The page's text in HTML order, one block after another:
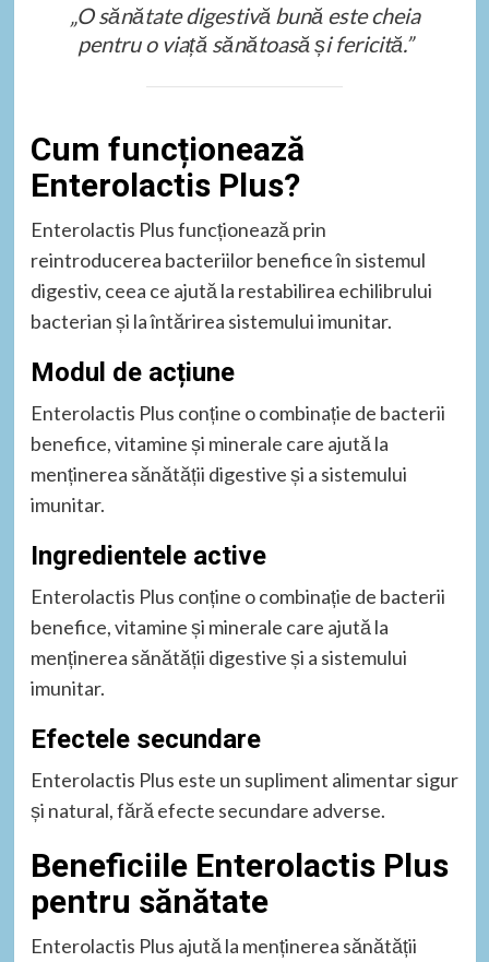
„O sănătate digestivă bună este cheia
pentru o viață sănătoasă și fericită.”
Cum funcționează
Enterolactis Plus?
Enterolactis Plus funcționează prin
reintroducerea bacteriilor benefice în sistemul
digestiv, ceea ce ajută la restabilirea echilibrului
bacterian și la întărirea sistemului imunitar.
Modul de acțiune
Enterolactis Plus conține o combinație de bacterii
benefice, vitamine și minerale care ajută la
menținerea sănătății digestive și a sistemului
imunitar.
Ingredientele active
Enterolactis Plus conține o combinație de bacterii
benefice, vitamine și minerale care ajută la
menținerea sănătății digestive și a sistemului
imunitar.
Efectele secundare
Enterolactis Plus este un supliment alimentar sigur
și natural, fără efecte secundare adverse.
Beneficiile Enterolactis Plus
pentru sănătate
Enterolactis Plus ajută la menținerea sănătății